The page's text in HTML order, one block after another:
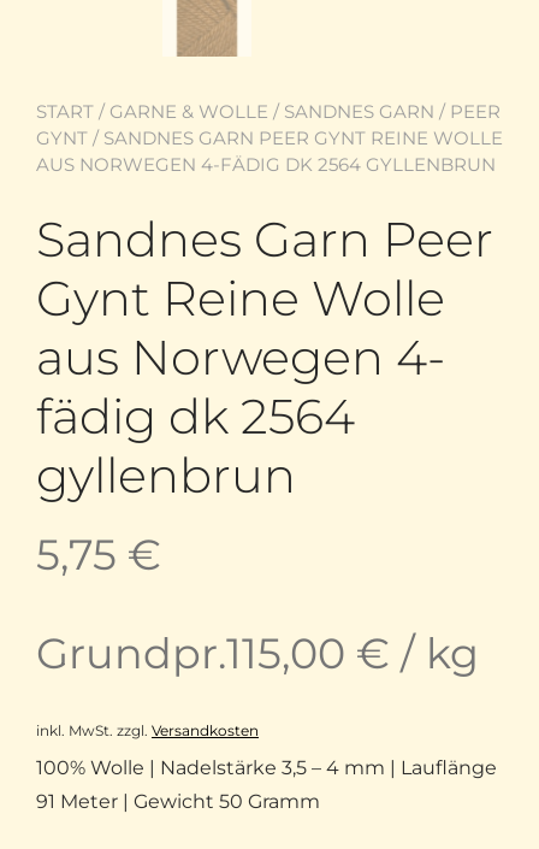
START / GARNE & WOLLE / SANDNES GARN / PEER
GYNT / SANDNES GARN PEER GYNT REINE WOLLE
AUS NORWEGEN 4-FÄDIG DK 2564 GYLLENBRUN
Sandnes Garn Peer
Gynt Reine Wolle
aus Norwegen 4-
fädig dk 2564
gyllenbrun
5,75 €
Grundpr.115,00 € / kg
inkl. MwSt. zzgl. Versandkosten
100% Wolle | Nadelstärke 3,5 – 4 mm | Lauflänge
91 Meter | Gewicht 50 Gramm